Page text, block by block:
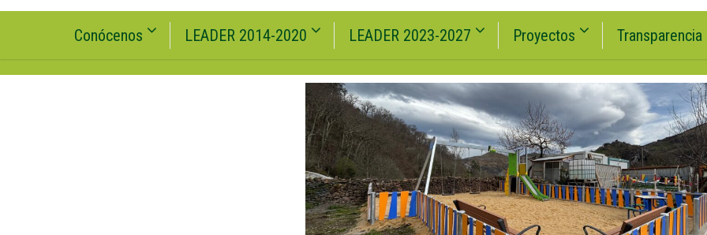
Conócenos LEADER 2014-2020 LEADER 2023-2027 Proyectos Transparencia